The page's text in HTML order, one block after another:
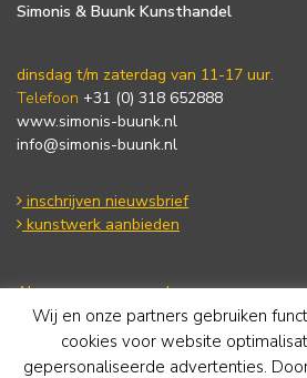
Simonis & Buunk Kunsthandel
dinsdag t/m zaterdag van 11-17 uur.
Telefoon +31 (0) 318 652888
www.simonis-buunk.nl
info@simonis-buunk.nl
inschrijven nieuwsbrief
kunstwerk aanbieden
Algemene voorwaarden
Privacy statement
Cookie Policy
Disclaimer
Wij en onze partners gebruiken
cookies voor website
gepersonaliseerde advertenties.